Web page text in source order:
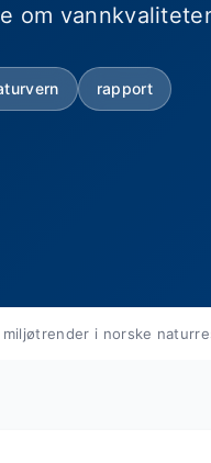
om
rapport
i norske